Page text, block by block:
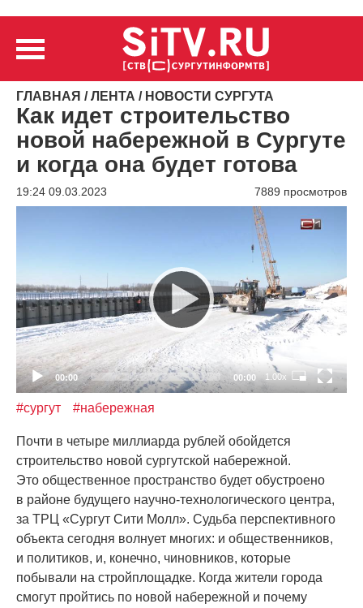
ГЛАВНАЯ /ЛЕНТА / НОВОСТИ СУРГУТА
Как идет строительство
новой набережной в Сургуте
и когда она будет готова
19:24 09.03.2023 7889 просмотров
00:00 00:00 1.00x
#сургут #набережная
Почти в четыре миллиарда рублей обойдется
строительство новой сургутской набережной.
Это общественное пространство будет обустроено
в районе будущего научно-технологического центра,
за ТРЦ «Сургут Сити Молл». Судьба перспективного
объекта сегодня волнует многих: и общественников,
и политиков, и, конечно, чиновников, которые
побывали на стройплощадке. Когда жители города
смогут пройтись по новой набережной и почему